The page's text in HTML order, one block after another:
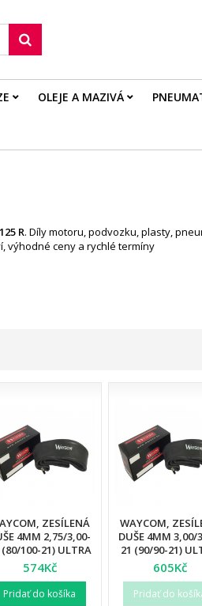
OLEJE A MAZIVÁ
R. Díly motoru, podvozku, plasty,
výhodné ceny a rychlé termíny
ZESÍLENÁ
4MM 2,75/3,00-
(80/100-21) ULTRA
REINFORCED (12)
574Kč
Pridať do košíka
WAYCOM,
DUŠE 4MM 3,00/
21 (90/90-21)
REINFORCED
605Kč
Pridať do